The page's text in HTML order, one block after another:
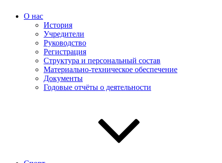
О нас
История
Учредители
Руководство
Регистрация
Структура и персональный состав
Материально-техническое обеспечение
Документы
Годовые отчёты о деятельности